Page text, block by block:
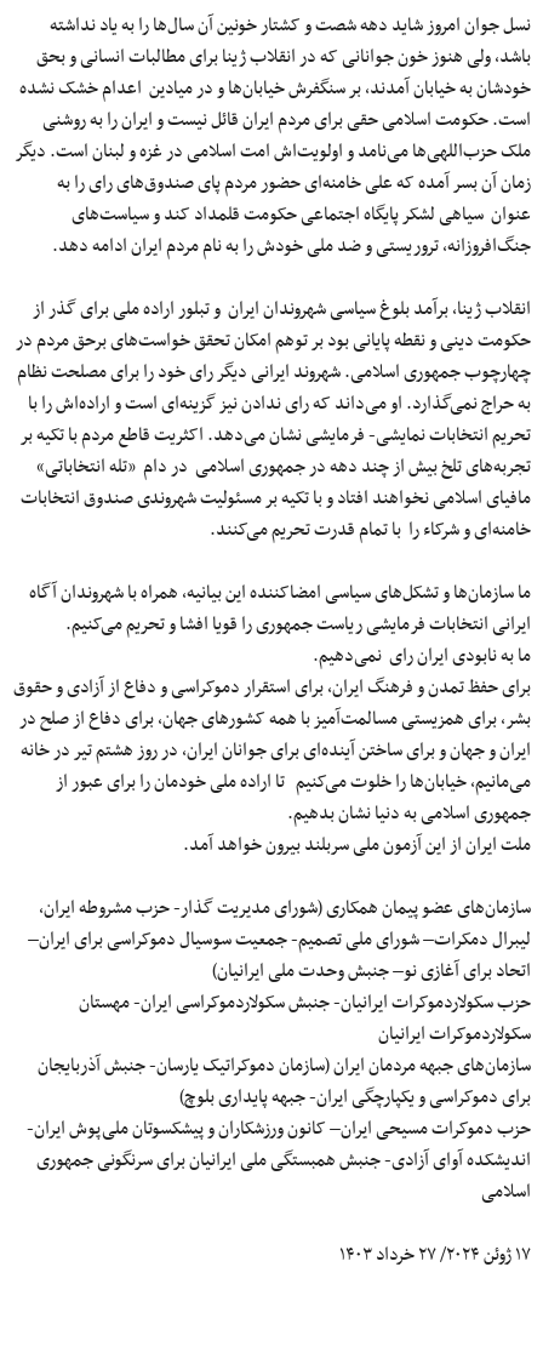
نسل جوان امروز شاید دهه شصت و کشتار خونین آن سال‌ها را به یاد نداشته
باشد، ولی هنوز خون جوانانی که در انقلاب ژینا برای مطالبات انسانی و بحق
خودشان به خیابان آمدند، بر سنگفرش خیابان‌ها و در میادین اعدام خشک نشده
است. حکومت اسلامی حقی برای مردم ایران قائل نیست و ایران را به روشنی
ملک حزب‌اللهی‌ها می‌نامد و اولویت‌اش امت اسلامی در غزه و لبنان است. دیگر
زمان آن بسر آمده که علی خامنه‌ای حضور مردم پای صندوق‌های رای را به
عنوان سیاهی لشکر پایگاه اجتماعی حکومت قلمداد کند و سیاست‌های
جنگ‌افروزانه، تروریستی و ضد ملی خودش را به نام مردم ایران ادامه دهد.
انقلاب ژینا، برآمد بلوغ سیاسی شهروندان ایران و تبلور اراده ملی برای گذر از
حکومت دینی و نقطه پایانی بود بر توهم امکان تحقق خواست‌های برحق مردم در
چهارچوب جمهوری اسلامی. شهروند ایرانی دیگر رای خود را برای مصلحت نظام
به حراج نمی‌گذارد. او می‌داند که رای‌ ندادن نیز گزینه‌ای است و اراده‌اش را با
تحریم انتخابات نمایشی- فرمایشی نشان می‌دهد. اکثریت قاطع مردم با تکیه بر
تجربه‌های تلخ بیش از چند دهه در جمهوری اسلامی در دام «تله انتخاباتی»
مافیای اسلامی نخواهند افتاد و با تکیه بر مسئولیت شهروندی صندوق انتخابات
خامنه‌ای و شرکاء را با تمام قدرت تحریم می‌کنند.
ما سازمان‌ها و تشکل‌های سیاسی امضاکننده این بیانیه، همراه با شهروندان آگاه
ایرانی انتخابات فرمایشی ریاست جمهوری را قویا افشا و تحریم می‌کنیم.
ما به نابودی ایران رای نمی‌دهیم.
برای حفظ تمدن و فرهنگ ایران، برای استقرار دموکراسی و دفاع از آزادی و حقوق
بشر، برای همزیستی مسالمت‌آمیز با همه کشورهای جهان، برای دفاع از صلح در
ایران و جهان و برای ساختن آینده‌ای برای جوانان ایران، در روز هشتم تیر در خانه
می‌مانیم، خیابان‌ها را خلوت می‌کنیم تا اراده ملی خودمان را برای عبور از
جمهوری اسلامی به دنیا نشان بدهیم.
ملت ایران از این آزمون ملی سربلند بیرون خواهد آمد.
سازمان‌های عضو پیمان همکاری (شورای مدیریت گذار- حزب مشروطه ایران،
لیبرال دمکرات– شورای ملی تصمیم- جمعیت سوسیال دموکراسی برای ایران–
اتحاد برای آغازی نو– جنبش وحدت ملی ایرانیان)
حزب سکولاردموکرات ایرانیان- جنبش سکولاردموکراسی ایران- مهستان
سکولاردموکرات ایرانیان
سازمان‌های جبهه مردمان ایران (سازمان دموکراتیک یارسان- جنبش آذربایجان
برای دموکراسی و یکپارچگی ایران- جبهه پایداری بلوچ)
حزب دموکرات مسیحی ایران– کانون ورزشکاران و پیشکسوتان ملی‌پوش ایران-
اندیشکده آوای آزادی- جنبش همبستگی ملی ایرانیان برای سرنگونی جمهوری
اسلامی
۱۷ ژوئن ۲۰۲۴/ ۲۷ خرداد ۱۴۰۳